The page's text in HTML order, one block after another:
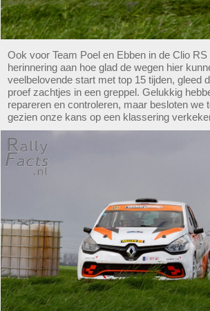
Ook voor Team Poel en Ebben in de Clio
herinnering aan hoe glad de wegen hier
veelbelovende start met top 15 tijden, gleed
proef zachtjes in een greppel. Gelukkig
repareren en controleren, maar besloten we
gezien onze kans op een klassering